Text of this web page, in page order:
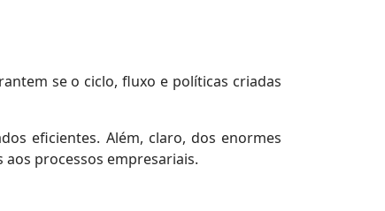
se o ciclo, fluxo e políticas criadas
eficientes. Além, claro, dos enormes
processos empresariais.